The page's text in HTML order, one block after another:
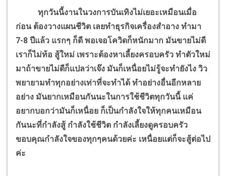
ทุกวันนี้งานในวงการบันเทิงไม่เยอะเหมือนเมื่อ
ก่อน ต้องวางแผนชีวิต เลยทำธุรกิจเครื่องสำอาง ทำมา
7-8 ปีแล้ว แรกๆ ก็ดี พอเจอโควิดก็หนักมาก มันขายไม่ดี
เราก็ไม่ท้อ สู้ใหม่ เพราะต้องหาเลี้ยงครอบครัว ทำตัวใหม่
มาถ้าขายไม่ดีก็แปลว่าเจ๊ง มันก็เหนื่อยไม่รู้จะทำยังไง วิว
พยายามทำทุกอย่างเท่าที่จะทำได้ ทำอย่างอื่นอีกหลาย
อย่าง มันยากเหมือนกันนะในการใช้ชีวิตทุกวันนี้ แค่
อยากบอกว่ามันก็เหนื่อย ก็เป็นกำลังใจให้ทุกคนเหมือน
กันนะที่กำลังสู้ กำลังใช้ชีวิต กำลังเลี้ยงดูครอบครัว
ขอบคุณกำลังใจของทุกๆคนด้วยค่ะ เหนื่อยแต่ก็จะสู้ต่อไป
ค่ะ